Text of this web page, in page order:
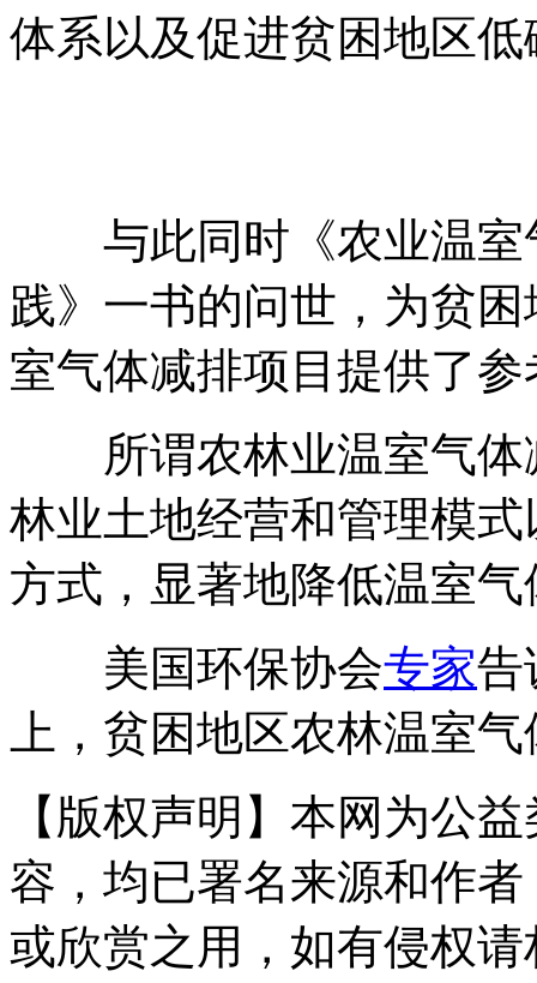
体系以及促进贫困地区
与此同时《农业温室
践》一书的问世，为贫
室气体减排项目提供了
所谓农林业温室气体
林业土地经营和管理模
方式，显著地降低温室
美国环保协会专家告
上，贫困地区农林温室
【版权声明】本网为公
容，均已署名来源和作
或欣赏之用，如有侵权